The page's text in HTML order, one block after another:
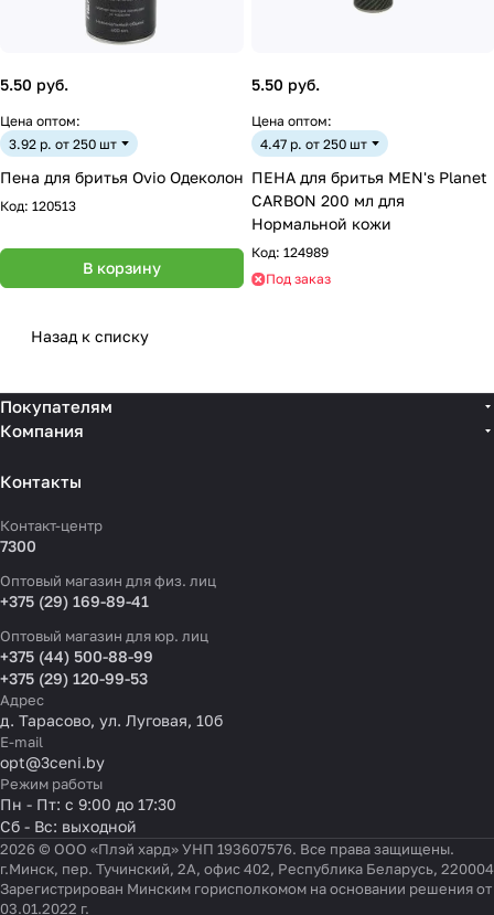
5.50 руб.
Цена оптом:
3.92 р. от 250 шт
Пена для бритья Ovio Одеколон
Код: 120513
В корзину
5.50 руб.
Цена оптом:
4.47 р. от 250 шт
ПЕНА для бритья MEN's Planet
CARBON 200 мл для
Нормальной кожи
Код: 124989
Под заказ
Назад к списку
Покупателям
Компания
Контакты
Контакт-центр
7300
Оптовый магазин для физ. лиц
+375 (29) 169-89-41
Оптовый магазин для юр. лиц
+375 (44) 500-88-99
+375 (29) 120-99-53
Адрес
д. Тарасово, ул. Луговая, 10б
E-mail
opt@3ceni.by
Режим работы
Пн - Пт: с 9:00 до 17:30
Сб - Вс: выходной
2026 © ООО «Плэй хард» УНП 193607576. Все права защищены.
г.Минск, пер. Тучинский, 2А, офис 402, Республика Беларусь, 220004
Зарегистрирован Минским горисполкомом на основании решения от
03.01.2022 г.